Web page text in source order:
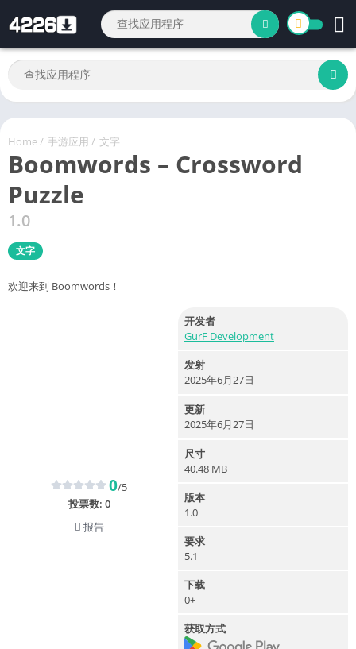
Home/ 手游应用 / 文字
Boomwords – Crossword
Puzzle
1.0
文字
欢迎来到 Boomwords！
0/5
投票数: 0
报告
开发者
GurF Development
发射
2025年6月27日
更新
2025年6月27日
尺寸
40.48 MB
版本
1.0
要求
5.1
下载
0+
获取方式